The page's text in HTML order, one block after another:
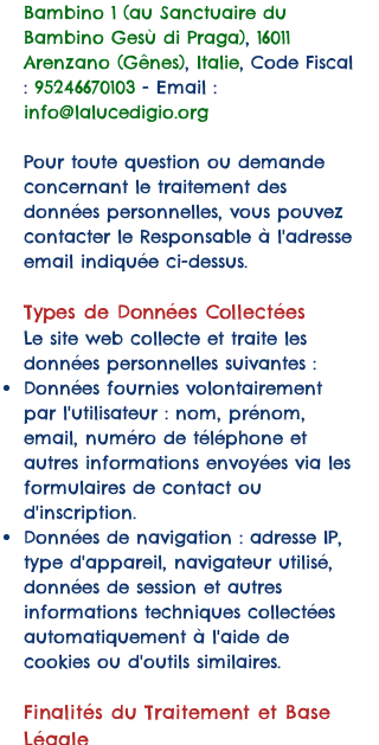
Bambino 1 (au Sanctuaire du
Bambino Gesù di Praga), 16011
Arenzano (Gênes), Italie, Code Fiscal
: 95246670103 - Email :
info@lalucedigio.org
Pour toute question ou demande
concernant le traitement des
données personnelles, vous pouvez
contacter le Responsable à l'adresse
email indiquée ci-dessus.
Types de Données Collectées
Le site web collecte et traite les
données personnelles suivantes :
Données fournies volontairement
par l'utilisateur : nom, prénom,
email, numéro de téléphone et
autres informations envoyées via les
formulaires de contact ou
d'inscription.
Données de navigation : adresse IP,
type d'appareil, navigateur utilisé,
données de session et autres
informations techniques collectées
automatiquement à l'aide de
cookies ou d'outils similaires.
Finalités du Traitement et Base
Légale